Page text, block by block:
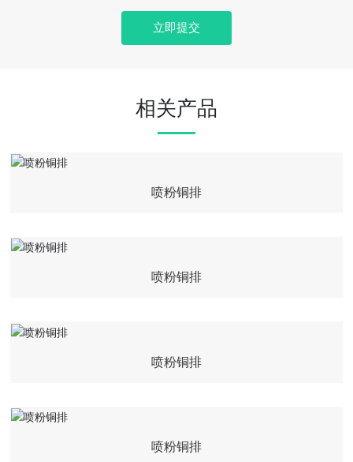
立即提交
相关产品
喷粉铜排
喷粉铜排
喷粉铜排
喷粉铜排